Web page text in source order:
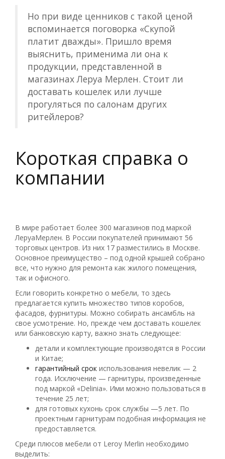
Но при виде ценников с такой ценой
вспоминается поговорка «Скупой
платит дважды». Пришло время
выяснить, применима ли она к
продукции, представленной в
магазинах Леруа Мерлен. Стоит ли
доставать кошелек или лучше
прогуляться по салонам других
ритейлеров?
Короткая справка о
компании
В мире работает более 300 магазинов под маркой
ЛеруаМерлен. В России покупателей принимают 56
торговых центров. Из них 17 разместились в Москве.
Основное преимущество – под одной крышей собрано
все, что нужно для ремонта как жилого помещения,
так и офисного.
Если говорить конкретно о мебели, то здесь
предлагается купить множество типов коробов,
фасадов, фурнитуры. Можно собирать ансамбль на
свое усмотрение. Но, прежде чем доставать кошелек
или банковскую карту, важно знать следующее:
детали и комплектующие производятся в России
и Китае;
гарантийный срок использования невелик — 2
года. Исключение — гарнитуры, произведенные
под маркой «Delinia». Ими можно пользоваться в
течение 25 лет;
для готовых кухонь срок службы —5 лет. По
проектным гарнитурам подобная информация не
предоставляется.
Среди плюсов мебели от Leroy Merlin необходимо
выделить: